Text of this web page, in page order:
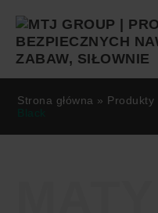
Strona główna » Produkty